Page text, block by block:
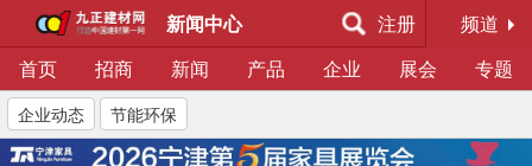
新闻中心 注册
频道
首页
招商 新闻 产品 企业 展会 专题
企业动态 节能环保